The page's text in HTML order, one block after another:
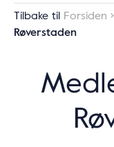
Tilbake til Forsiden
Røverstaden